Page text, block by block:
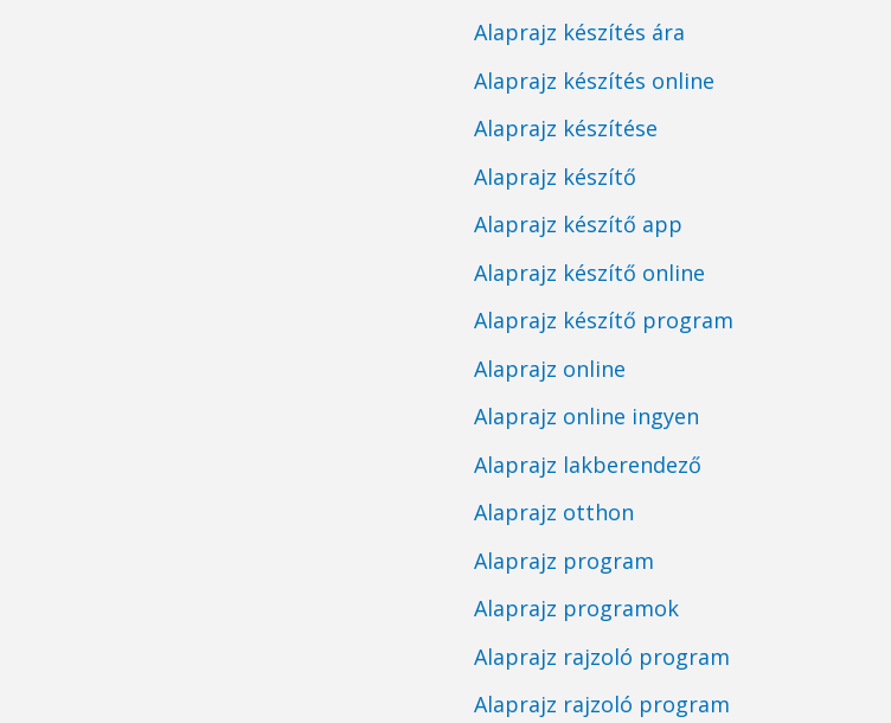
Alaprajz készítés ára
Alaprajz készítés online
Alaprajz készítése
Alaprajz készítő
Alaprajz készítő app
Alaprajz készítő online
Alaprajz készítő program
Alaprajz online
Alaprajz online ingyen
Alaprajz lakberendező
Alaprajz otthon
Alaprajz program
Alaprajz programok
Alaprajz rajzoló program
Alaprajz rajzoló program